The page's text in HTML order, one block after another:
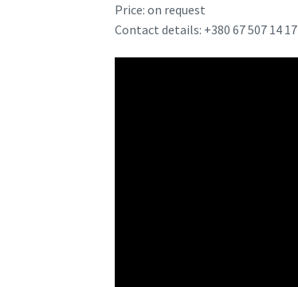
Price: on request
Contact details: +380 67 507 14 17